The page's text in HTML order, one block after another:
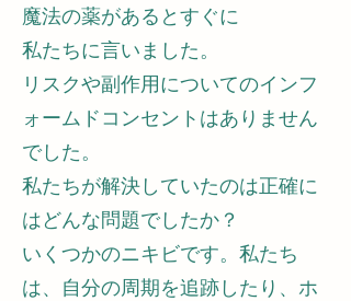
魔法の薬があるとすぐに
私たちに言いました。
リスクや副作用についてのインフ
ォームドコンセントはありません
でした。
私たちが解決していたのは正確に
はどんな問題でしたか？
いくつかのニキビです。私たち
は、自分の周期を追跡したり、ホ